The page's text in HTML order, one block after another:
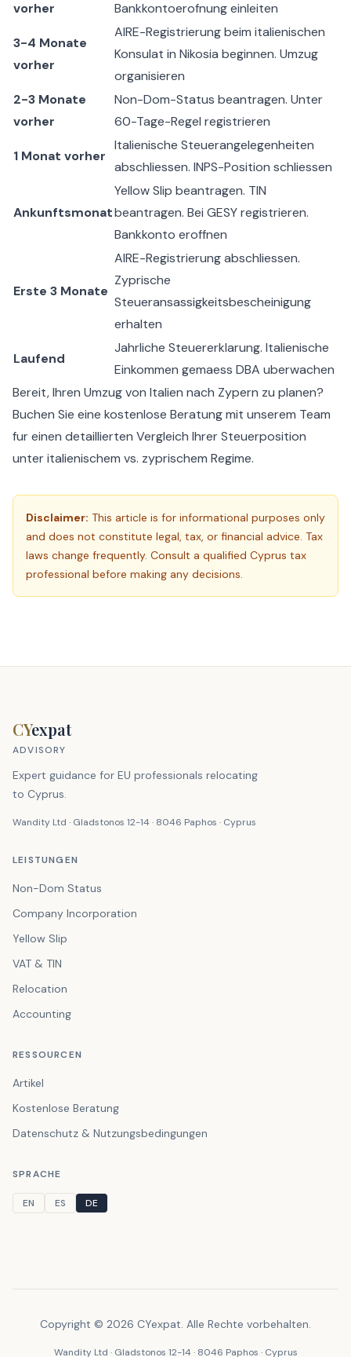
vorher
Bankkontoerofnung einleiten
3-4 Monate
vorher
AIRE-Registrierung beim italienischen
Konsulat in Nikosia beginnen. Umzug
organisieren
2-3 Monate
vorher
Non-Dom-Status beantragen. Unter
60-Tage-Regel registrieren
1 Monat vorher
Italienische Steuerangelegenheiten
abschliessen. INPS-Position schliessen
Ankunftsmonat
Yellow Slip beantragen. TIN
beantragen. Bei GESY registrieren.
Bankkonto eroffnen
Erste 3 Monate
AIRE-Registrierung abschliessen.
Zyprische
Steueransassigkeitsbescheinigung
erhalten
Laufend
Jahrliche Steuererklarung. Italienische
Einkommen gemaess DBA uberwachen
Bereit, Ihren Umzug von Italien nach Zypern zu planen?
Buchen Sie eine kostenlose Beratungmit unserem Team
fur einen detaillierten Vergleich Ihrer Steuerposition
unter italienischem vs. zyprischem Regime.
Disclaimer: This article is for informational purposes only
and does not constitute legal, tax, or financial advice. Tax
laws change frequently. Consult a qualified Cyprus tax
professional before making any decisions.
CYexpat
ADVISORY
Expert guidance for EU professionals relocating
to Cyprus.
Wandity Ltd · Gladstonos 12-14 · 8046 Paphos · Cyprus
LEISTUNGEN
Non-Dom Status
Company Incorporation
Yellow Slip
VAT & TIN
Relocation
Accounting
RESSOURCEN
Artikel
Kostenlose Beratung
Datenschutz & Nutzungsbedingungen
SPRACHE
EN ES DE
Copyright © 2026 CYexpat. Alle Rechte vorbehalten.
Wandity Ltd · Gladstonos 12-14 · 8046 Paphos · Cyprus